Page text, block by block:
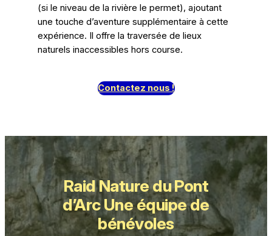
(si le niveau de la rivière le permet), ajoutant
une touche d’aventure supplémentaire à cette
expérience. Il offre la traversée de lieux
naturels inaccessibles hors course.
Contactez nous !
Raid Nature du Pont
d’Arc Une équipe de
bénévoles